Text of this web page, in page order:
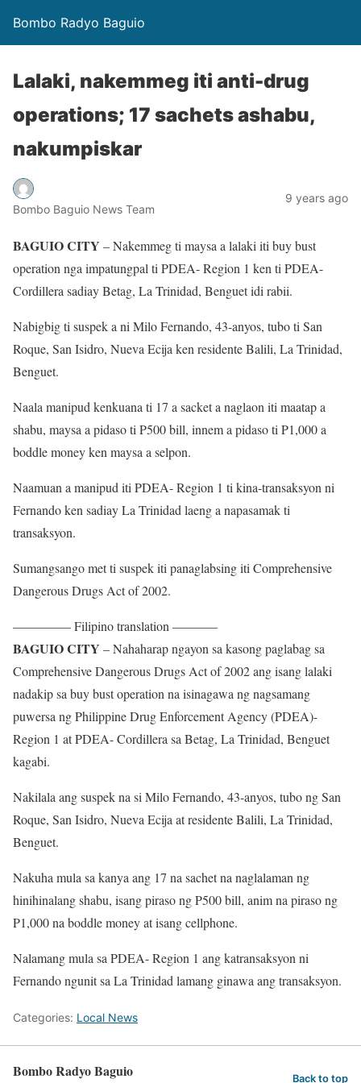
Bombo Radyo Baguio
Lalaki, nakemmeg iti anti-drug
operations; 17 sachets ashabu,
nakumpiskar
Bombo Baguio News Team
9 years ago
BAGUIO CITY – Nakemmeg ti maysa a lalaki iti buy bust
operation nga impatungpal ti PDEA- Region 1 ken ti PDEA-
Cordillera sadiay Betag, La Trinidad, Benguet idi rabii.
Nabigbig ti suspek a ni Milo Fernando, 43-anyos, tubo ti San
Roque, San Isidro, Nueva Ecija ken residente Balili, La Trinidad,
Benguet.
Naala manipud kenkuana ti 17 a sacket a naglaon iti maatap a
shabu, maysa a pidaso ti P500 bill, innem a pidaso ti P1,000 a
boddle money ken maysa a selpon.
Naamuan a manipud iti PDEA- Region 1 ti kina-transaksyon ni
Fernando ken sadiay La Trinidad laeng a napasamak ti
transaksyon.
Sumangsango met ti suspek iti panaglabsing iti Comprehensive
Dangerous Drugs Act of 2002.
————– Filipino translation ———–
BAGUIO CITY – Nahaharap ngayon sa kasong paglabag sa
Comprehensive Dangerous Drugs Act of 2002 ang isang lalaki
nadakip sa buy bust operation na isinagawa ng nagsamang
puwersa ng Philippine Drug Enforcement Agency (PDEA)-
Region 1 at PDEA- Cordillera sa Betag, La Trinidad, Benguet
kagabi.
Nakilala ang suspek na si Milo Fernando, 43-anyos, tubo ng San
Roque, San Isidro, Nueva Ecija at residente Balili, La Trinidad,
Benguet.
Nakuha mula sa kanya ang 17 na sachet na naglalaman ng
hinihinalang shabu, isang piraso ng P500 bill, anim na piraso ng
P1,000 na boddle money at isang cellphone.
Nalamang mula sa PDEA- Region 1 ang katransaksyon ni
Fernando ngunit sa La Trinidad lamang ginawa ang transaksyon.
Categories: Local News
Bombo Radyo Baguio Back to top